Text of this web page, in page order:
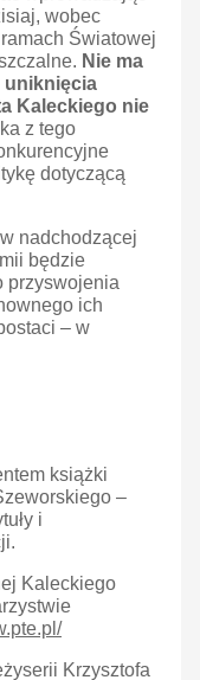
wobec
Światowej
Nie ma
uniknięcia
Kaleckiego nie
z tego
dotyczącą
nadchodzącej
będzie
przyswojenia
ich
– w
książki
–
i
Kaleckiego
Krzysztofa